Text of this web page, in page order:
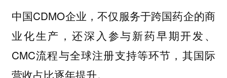
中国CDMO企业，不仅服务于跨国药企的商
业化生产，还深入参与新药早期开发、
CMC流程与全球注册支持等环节，其国际
营收占比逐年提升。